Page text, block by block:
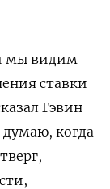
мы видим
ставки
Гэвин
когда